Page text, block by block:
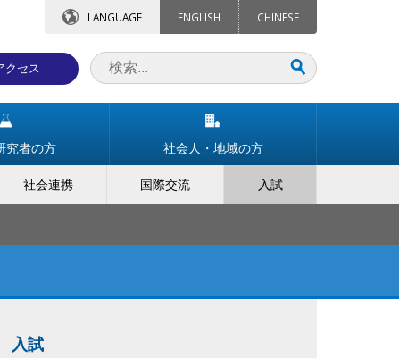
LANGUAGE ENGLISH CHINESE
クセス
究者の方 社会人・地域の方
社会連携 国際交流 入試
入試